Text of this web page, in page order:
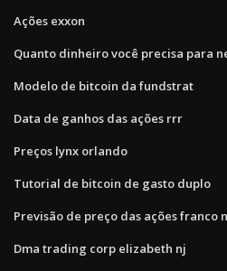
Ações exxon
Quanto dinheiro você precisa para
Modelo de bitcoin da fundstrat
Data de ganhos das ações rrr
Preços lynx orlando
Tutorial de bitcoin de gasto duplo
Previsão de preço das ações franco
Dma trading corp elizabeth nj